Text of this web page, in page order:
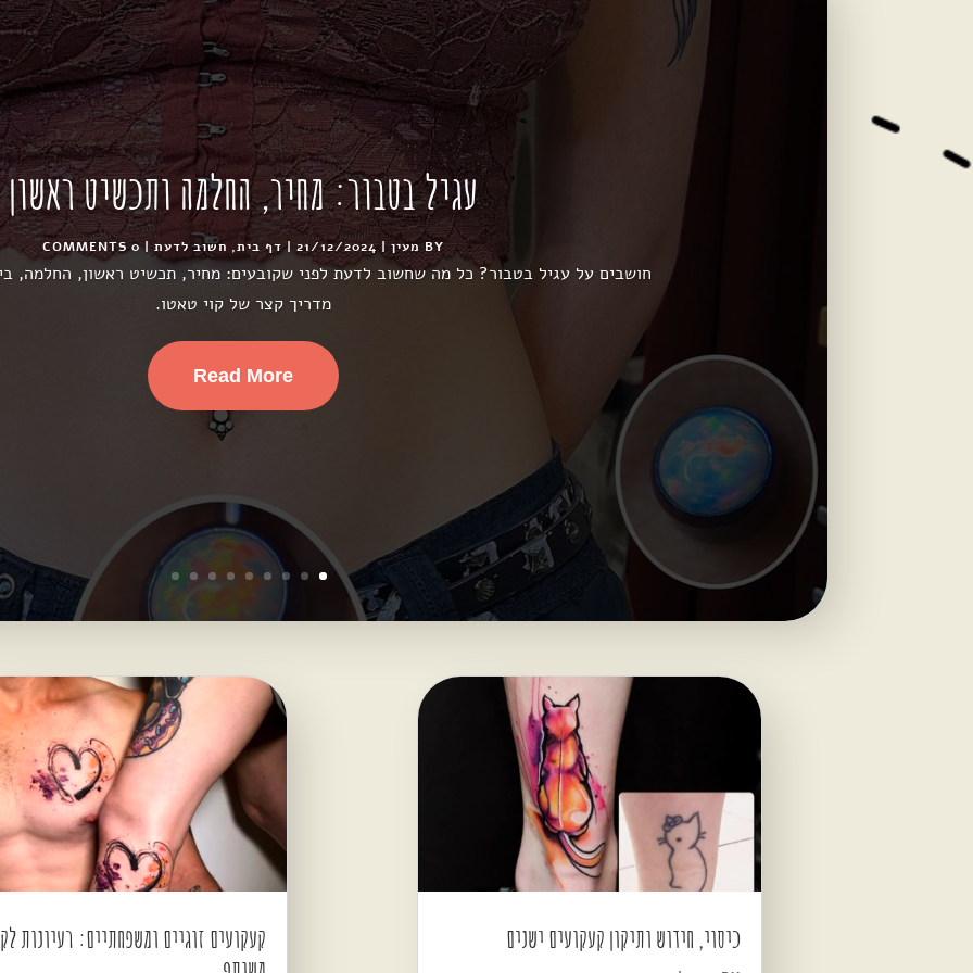
עגיל בטבור: מחיר, החלמה ותכשיט ראשון
BY מעין |
21/12/2024
|דף בית, חשוב לדעת | 0 COMMENTS
חושבים על עגיל בטבור? כל מה שחשוב לדעת לפני שקובעים: מחיר, תכשיט ראשון, החלמה,
מדריך קצר של קוי טאטו.
Read More
כיסוי, חידוש ותיקון קעקועים ישנים
קעקועים זוגיים ומשפחתיים: רעיונות